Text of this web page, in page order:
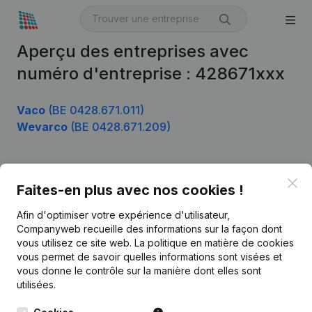
Aperçu des entreprises avec
numéro d'entreprise : 428671xxx
Vaco (BE 0428.671.011)
Wevarco (BE 0428.671.209)
Faites-en plus avec nos cookies !
Afin d'optimiser votre expérience d'utilisateur,
Companyweb recueille des informations sur la façon dont
vous utilisez ce site web. La politique en matière de cookies
vous permet de savoir quelles informations sont visées et
vous donne le contrôle sur la manière dont elles sont
utilisées.
Français
Kantorenpark Everest
248D,
Monitoring
Recherche internationale